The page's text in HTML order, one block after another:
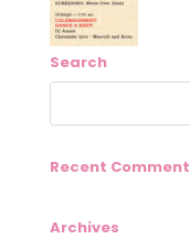
Search
Recent
Archives